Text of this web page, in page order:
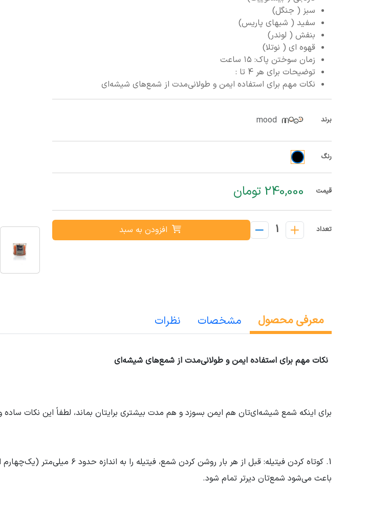
سبز ( جنگل)
سفید ( شبهای پاریس)
بنفش ( لوندر)
قهوه ای ( نوتلا)
زمان سوختن پاک: ۱۵ ساعت
توضیحات برای هر 4 تا :
نکات مهم برای استفاده ایمن و طولانی‌مدت از شمع‌های شیشه‌ای
برند mood
رنگ
قیمت 240,000 تومان
تعداد 1 افزودن به سبد
معرفی محصول مشخصات نظرات
نکات مهم برای استفاده ایمن و طولانی‌مدت از شمع‌های شیشه‌ای
برای اینکه شمع شیشه‌ای‌تان هم ایمن بسوزد و هم مدت بیشتری برایتان بماند، لطفاً این نکات ساده
1. کوتاه کردن فیتیله: قبل از هر بار
باعث می‌شود شمع‌تان دیرتر تمام شود.